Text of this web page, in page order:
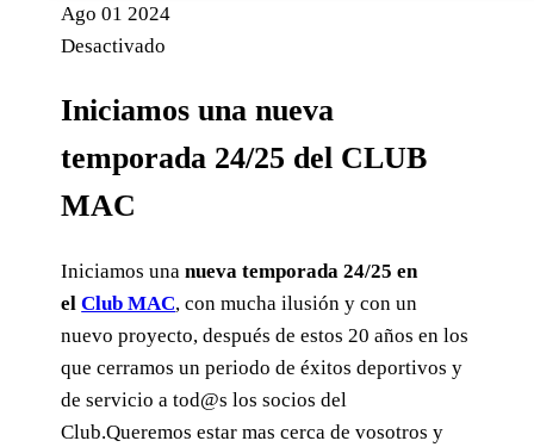
Ago01 2024
Desactivado
Iniciamos una nueva
temporada 24/25 del CLUB
MAC
Iniciamos unanueva temporada 24/25 en
elClub MAC, con mucha ilusión y con un
nuevo proyecto, después de estos 20 años en los
que cerramos un periodo de éxitos deportivos y
de servicio a tod@s los socios del
Club.Queremos estar mas cerca de vosotros y